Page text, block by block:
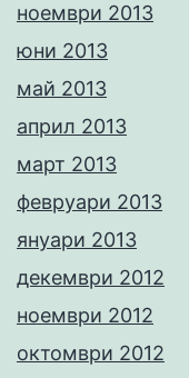
ноември 2013
юни 2013
май 2013
април 2013
март 2013
февруари 2013
януари 2013
декември 2012
ноември 2012
октомври 2012